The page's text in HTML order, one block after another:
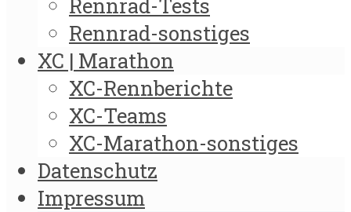
Rennrad-sonstiges
XC | Marathon
XC-Rennberichte
XC-Teams
XC-Marathon-sonstiges
Datenschutz
Impressum